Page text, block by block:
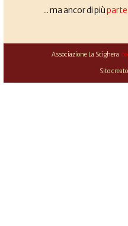
... ma ancor di più
Associazione La Scighera
Sito